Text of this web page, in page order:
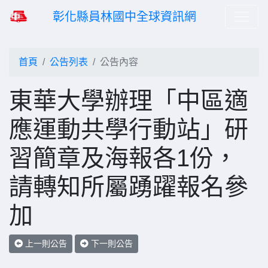
彰化縣員林國中全球資訊網
首頁 公告列表 公告內容
東華大學辦理「中區適
應運動共學行動站」研
習簡章及海報各1份，
請轉知所屬踴躍報名參
加
上一則公告 下一則公告